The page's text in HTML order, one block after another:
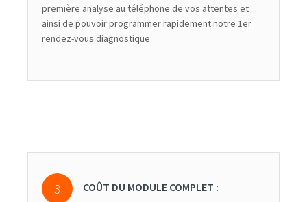
première analyse au téléphone de vos attentes et
ainsi de pouvoir programmer rapidement notre 1er
rendez-vous diagnostique.
COÛT DU MODULE COMPLET :